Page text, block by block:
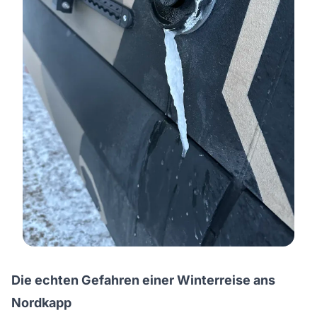
Die echten Gefahren einer Winterreise ans
Nordkapp